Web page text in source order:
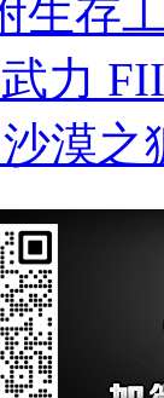
生存
力
漠之